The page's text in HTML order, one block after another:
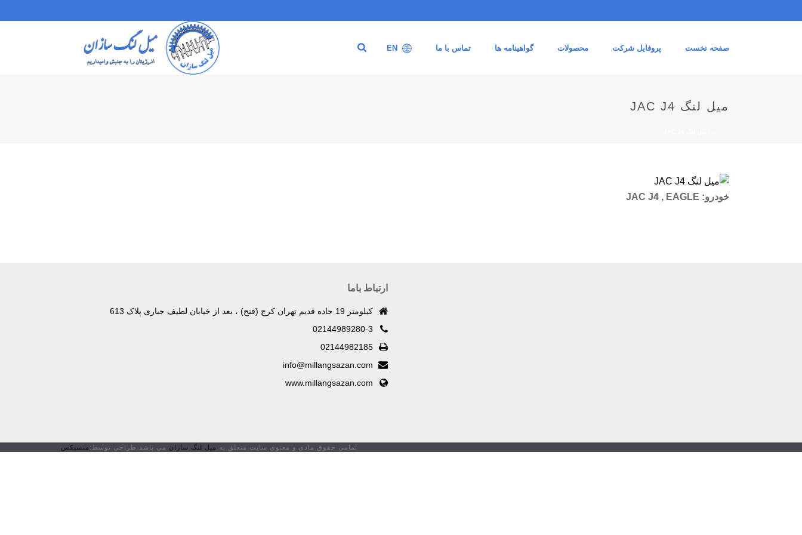
صفحه نخست پروفایل شرکت محصولات گواهینامه ها تماس با ما EN
میل لنگ JAC J4
خودرو: JAC J4 , EAGLE
ارتباط باما
کیلومتر 19 جاده قدیم تهران کرج (فتح) ، بعد از خیابان لطیف جباری پلاک 613
02144989280-3
02144982185
info@millangsazan.com
www.millangsazan.com
تمامی حقوق مادی و معنوی سایت متعلق به میل لنگ سازان می باشد.طراحی توسط: منسیکس